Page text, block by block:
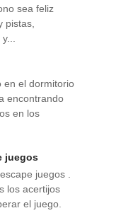
sea feliz
pistas,
en el dormitorio
encontrando
en los
juegos
juegos .
los acertijos
el juego.